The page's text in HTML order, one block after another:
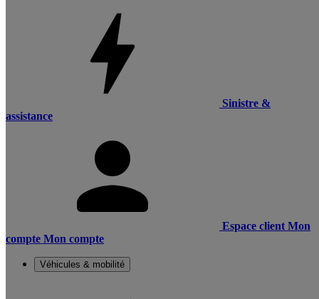
Sinistre &
assistance
Espace client Mon
compte Mon compte
Véhicules & mobilité